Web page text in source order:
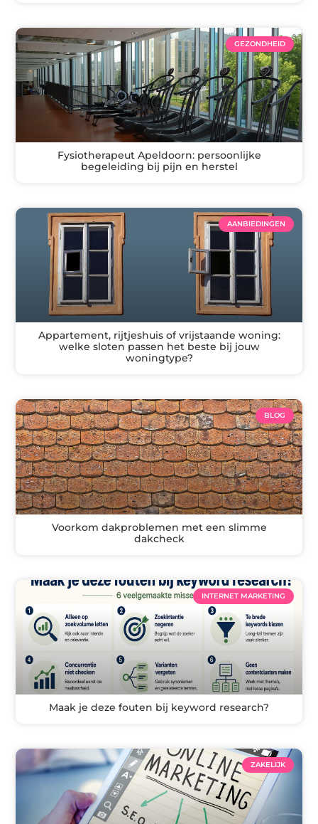
GEZONDHEID
Fysiotherapeut Apeldoorn: persoonlijke
begeleiding bij pijn en herstel
AANBIEDINGEN
Appartement, rijtjeshuis of vrijstaande woning:
welke sloten passen het beste bij jouw
woningtype?
BLOG
Voorkom dakproblemen met een slimme
dakcheck
INTERNET MARKETING
Maak je deze fouten bij keyword research?
ZAKELIJK